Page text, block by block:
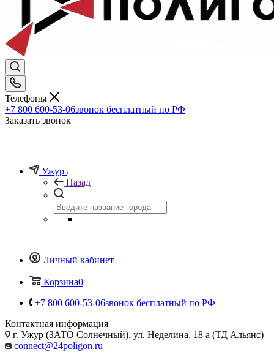
Телефоны
+7 800 600-53-06звонок бесплатный по РФ
Заказать звонок
Ужур
Назад
Личный кабинет
Корзина0
+7 800 600-53-06звонок бесплатный по РФ
Контактная информация
г. Ужур (ЗАТО Солнечный), ул. Неделина, 18 а (ТД Альянс)
connect@24poligon.ru